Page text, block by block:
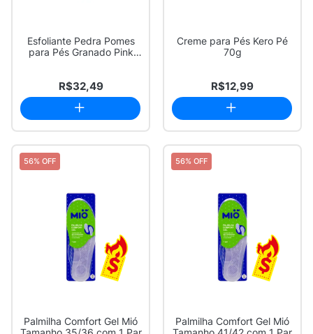
Esfoliante Pedra Pomes
para Pés Granado Pink
R$32,49
Creme para Pés Kero Pé
70g
R$12,99
56% OFF
Palmilha Comfort Gel Mió
56% OFF
Palmilha Comfort Gel Mió